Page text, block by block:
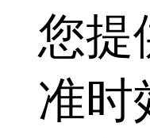
您提
准时